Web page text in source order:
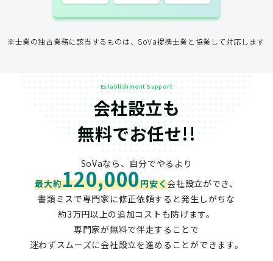
※士業の独占業務に該当するものは、SoVa提携士業と協業して対応します
Establishment Support
会社設立も
無料でお任せ!!
SoVaなら、自分でやるより
最大約120,000円安く会社設立ができ、
書類ミスで専門家に修正依頼すると発生しがちな
約3万円以上の追加コストも防げます。
専門家が無料で伴走することで
迷わずスムーズに会社設立を進めることができます。